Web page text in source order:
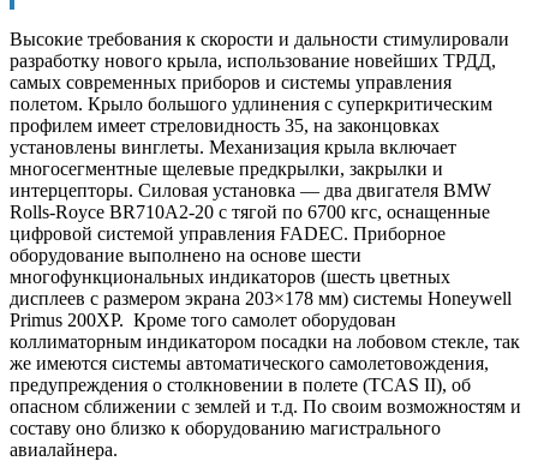
Высокие требования к скорости и дальности стимулировали
разработку нового крыла, использование новейших ТРДД,
самых современных приборов и системы управления
полетом. Крыло большого удлинения с суперкритическим
профилем имеет стреловидность 35, на законцовках
установлены винглеты. Механизация крыла включает
многосегментные щелевые предкрылки, закрылки и
интерцепторы. Силовая установка — два двигателя BMW
Rolls-Royce BR710A2-20 c тягой по 6700 кгс, оснащенные
цифровой системой управления FADEC. Приборное
оборудование выполнено на основе шести
многофункциональных индикаторов (шесть цветных
дисплеев c размером экрана 203×178 мм) системы Honeywell
Primus 200XP. Кроме того самолет оборудован
коллиматорным индикатором посадки на лобовом стекле, так
же имеются системы автоматического самолетовождения,
предупреждения о столкновении в полете (TCAS II), об
опасном сближении с землей и т.д. По своим возможностям и
составу оно близко к оборудованию магистрального
авиалайнера.